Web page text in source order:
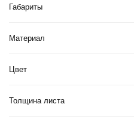
Габариты
Материал
Цвет
Толщина листа